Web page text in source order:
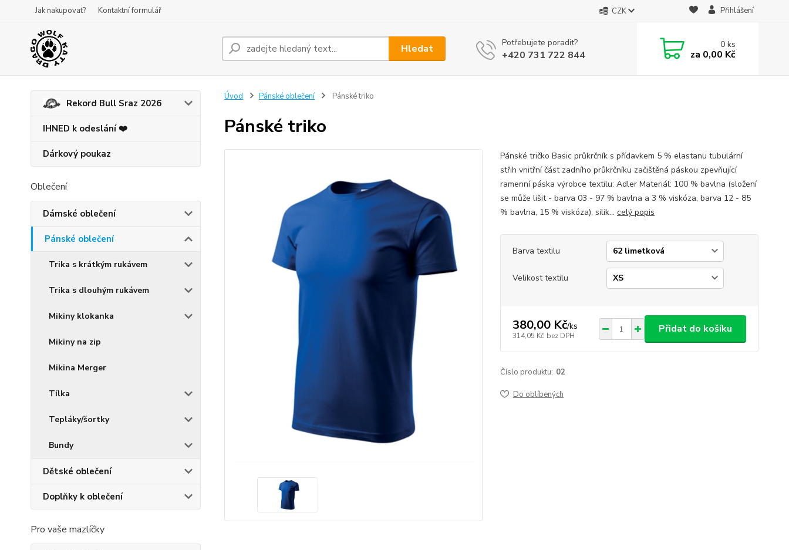
Jak nakupovat? Kontaktní formulář CZK Přihlášení
Hledat Potřebujete poradit?
+420 731 722 844
0ks
za 0,00 Kč
Rekord Bull Sraz 2026
IHNED k odeslání ❤️
Dárkový poukaz
Oblečení
Dámské oblečení
Pánské oblečení
Trika s krátkým rukávem
Trika s dlouhým rukávem
Mikiny klokanka
Mikiny na zip
Mikina Merger
Tílka
Tepláky/šortky
Bundy
Dětské oblečení
Doplňky k oblečení
Pro vaše mazlíčky
Úvod Pánské oblečení Pánské triko
Pánské triko
Pánské tričko Basic průkrčník s přídavkem 5 % elastanu tubulární
střih vnitřní část zadního průkrčníku začištěná páskou zpevňující
ramenní páska výrobce textilu: Adler Materiál: 100 % bavlna (složení
se může lišit - barva 03 - 97 % bavlna a 3 % viskóza, barva 12 - 85
% bavlna, 15 % viskóza), silik... celý popis
Barva textilu
Velikost textilu
380,00 Kč/ks
314,05 Kč bez DPH
Přidat do košíku
Číslo produktu: 02
Do oblíbených